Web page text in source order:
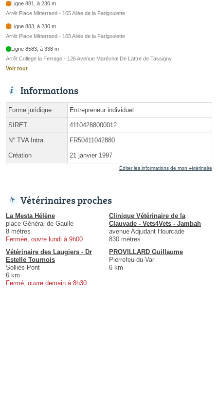
Ligne 881, à 230 m
Arrêt Place Mitterrand - 165 Allée de la Farigoulette
Ligne 883, à 230 m
Arrêt Place Mitterrand - 165 Allée de la Farigoulette
Ligne 8583, à 338 m
Arrêt College la Ferrage - 126 Avenue Maréchal De Lattre de Tassigny
Voir tout
Informations
Forme juridique Entrepreneur individuel
SIRET 41104288000012
N° TVA Intra. FR50411042880
Création 21 janvier 1997
Éditer les informations de mon vétérinaire
Vétérinaires proches
La Mesta Hélène
place Général de Gaulle
8 mètres
Fermée, ouvre lundi à 9h00
Clinique Vétérinaire de la
Clauvade - Vets4Vets - Jambah
avenue Adjudant Hourcade
830 mètres
Vétérinaire des Laugiers - Dr
Estelle Tournois
Solliès-Pont
6 km
Fermé, ouvre demain à 8h30
PROVILLARD Guillaume
Pierrefeu-du-Var
6 km